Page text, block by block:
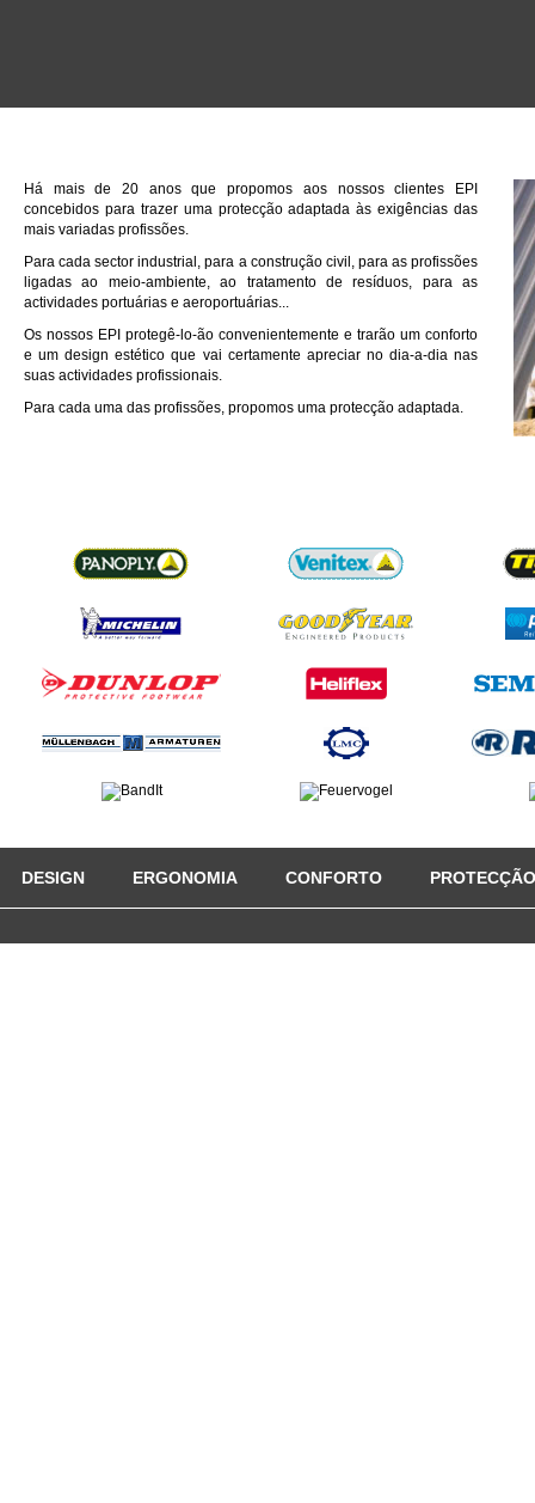
Há mais de 20 anos que propomos aos nossos clientes EPI
concebidos para trazer uma protecção adaptada às exigências das
mais variadas profissões.
Para cada sector industrial, para a construção civil, para as profissões
ligadas ao meio-ambiente, ao tratamento de resíduos, para as
actividades portuárias e aeroportuárias...
Os nossos EPI protegê-lo-ão convenientemente e trarão um conforto
e um design estético que vai certamente apreciar no dia-a-dia nas
suas actividades profissionais.
Para cada uma das profissões, propomos uma protecção adaptada.
DESIGN ERGONOMIA CONFORTO PROTECÇÃO